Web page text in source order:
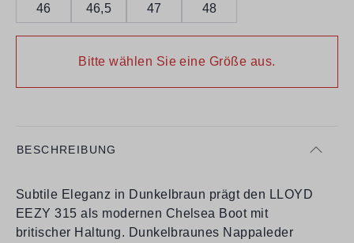
46 46,5 47 48
Bitte wählen Sie eine Größe aus.
BESCHREIBUNG
Subtile Eleganz in Dunkelbraun prägt den LLOYD
EEZY 315 als modernen Chelsea Boot mit
britischer Haltung. Dunkelbraunes Nappaleder